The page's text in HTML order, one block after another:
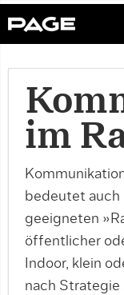
im
bedeutet auch
geeigneten
öffentlicher
Indoor, klein
nach Strategie